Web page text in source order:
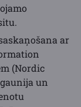
ar
(Nordic
un